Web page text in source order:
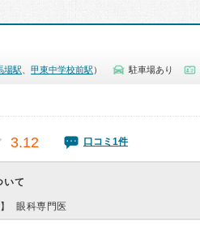
場駅 甲東中学校前駅 ） 駐車場あり
3.12 口コミ1件
いて
眼科専門医